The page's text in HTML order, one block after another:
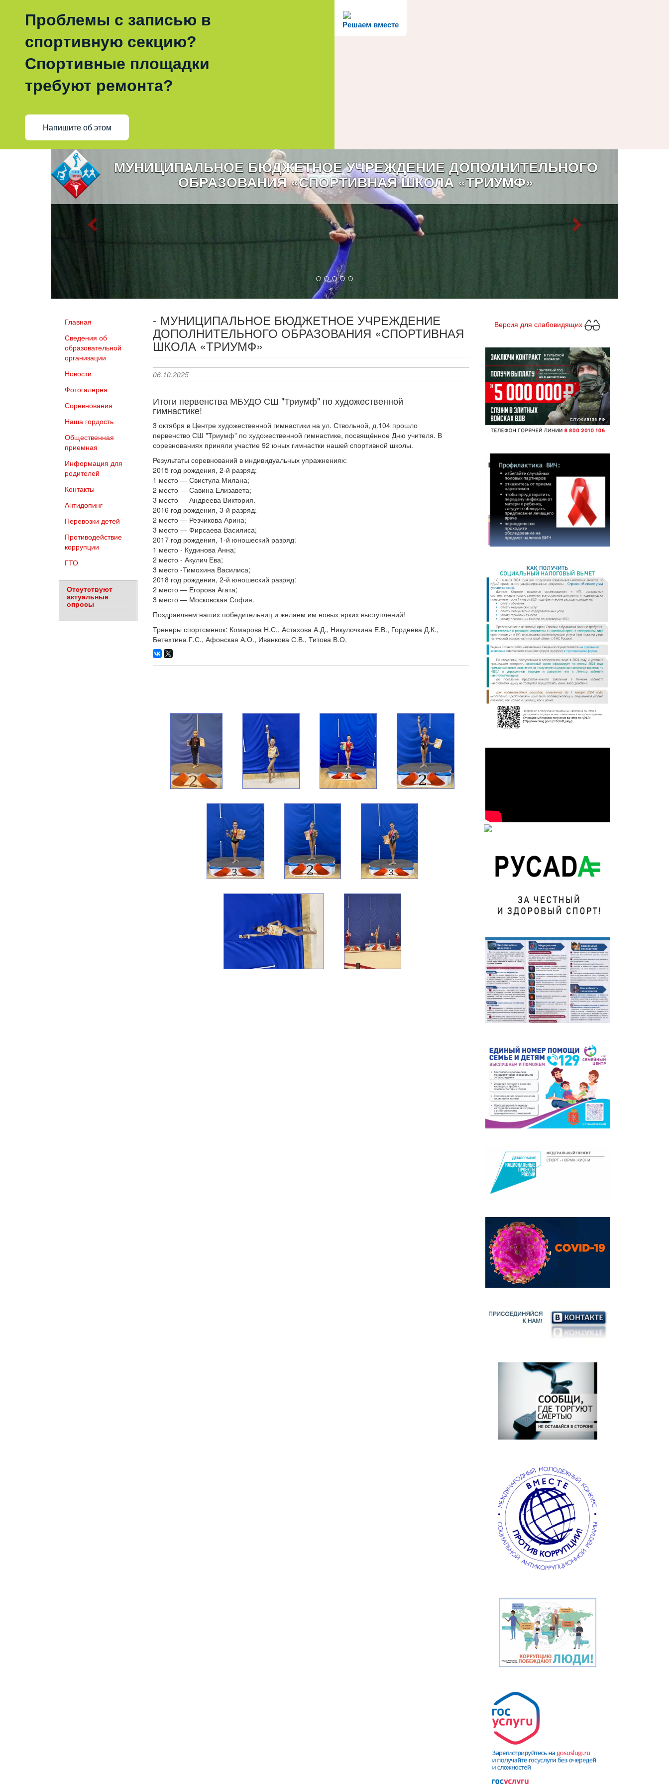
Решаем вместе
Проблемы с записью в
спортивную секцию?
Спортивные площадки
требуют ремонта?
Напишите об этом
МУНИЦИПАЛЬНОЕ БЮДЖЕТНОЕ УЧРЕЖДЕНИЕ ДОПОЛНИТЕЛЬНОГО
ОБРАЗОВАНИЯ «СПОРТИВНАЯ ШКОЛА «ТРИУМФ»
Главная
Сведения об
образовательной
организации
Новости
Фотогалерея
Соревнования
Наша гордость
Общественная
приемная
Информация для
родителей
Контакты
Антидопинг
Перевозки детей
Противодействие
коррупции
ГТО
Отсутствуют
актуальные
опросы
- МУНИЦИПАЛЬНОЕ БЮДЖЕТНОЕ УЧРЕЖДЕНИЕ
ДОПОЛНИТЕЛЬНОГО ОБРАЗОВАНИЯ «СПОРТИВНАЯ
ШКОЛА «ТРИУМФ»
06.10.2025
Итоги первенства МБУДО СШ "Триумф" по художественной
гимнастике!
3 октября в Центре художественной гимнастики на ул. Ствольной, д.104 прошло
первенство СШ "Триумф" по художественной гимнастике, посвящённое Дню учителя. В
соревнованиях приняли участие 92 юных гимнастки нашей спортивной школы.
Результаты соревнований в индивидуальных упражнениях:
2015 год рождения, 2-й разряд:
1 место — Свистула Милана;
2 место — Савина Елизавета;
3 место — Андреева Виктория.
2016 год рождения, 3-й разряд:
2 место — Резчикова Арина;
3 место — Фирсаева Василиса;
2017 год рождения, 1-й юношеский разряд:
1 место - Кудинова Анна;
2 место - Акулич Ева;
3 место -Тимохина Василиса;
2018 год рождения, 2-й юношеский разряд:
2 место — Егорова Агата;
3 место — Московская София.
Поздравляем наших победительниц и желаем им новых ярких выступлений!
Тренеры спортсменок: Комарова Н.С., Астахова А.Д., Никулочкина Е.В., Гордеева Д.К.,
Бетехтина Г.С., Афонская А.О., Иванкова С.В., Титова В.О.
Версия для слабовидящих